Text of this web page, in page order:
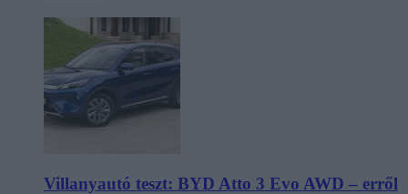
Villanyautó teszt: BYD Atto 3 Evo AWD – erről